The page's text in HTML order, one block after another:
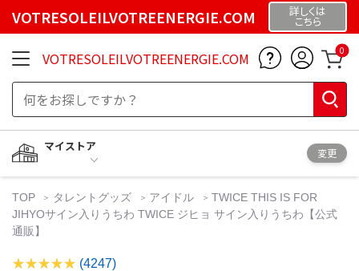
VOTRESOLEILVOTREENERGIE.COM 詳しくは
こちら
VOTRESOLEILVOTREENERGIE.COM 0
マイストア
変更
TOP タレントグッズ アイドル
TWICE THIS IS FOR
JIHYOサイン入りうちわ TWICE ジヒョ サイン入りうちわ【公式
通販】
(4247)